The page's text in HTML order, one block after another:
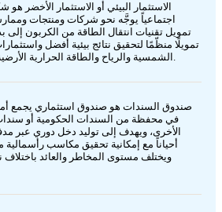
الاستثمار البيئي أو الاستثمار الأخضر
اجتماعياً يوجَّه نحو شركات ومنتجات
تمويل تقنيات انتقال الطاقة من الكربون إلى
تمويلًا منظّمًا لتحقيق نتائج بيئية أفضل
الشمسية والرياح والطاقة الحرارية الأرضية والطاقة المائية منذ ٢٠٠٧.
صندوق السندات هو صندوق استثماري يجمع
في محفظة من السندات الحكومية أو
الأخرى، ويهدف إلى توليد دخل دوري عبر
أحياناً مع إمكانية تحقيق مكاسب
ويختلف مستوى المخاطر والعائد